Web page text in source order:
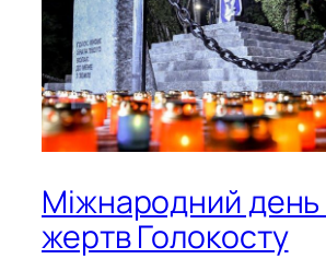
Міжнародний день
жертв Голокосту